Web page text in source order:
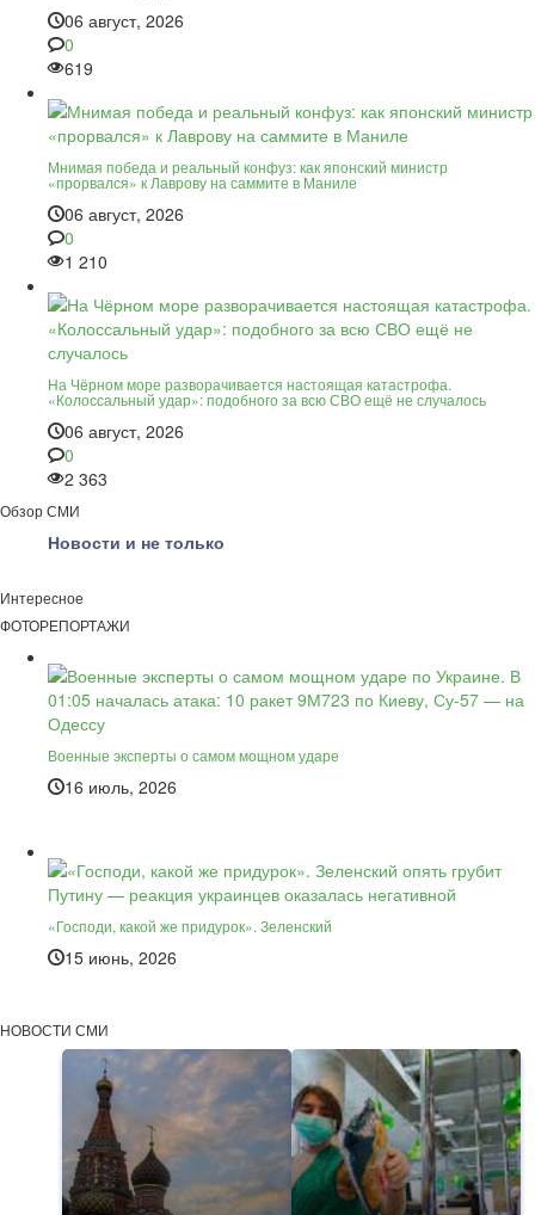
06 август, 2026
0
619
Мнимая победа и реальный конфуз: как японский министр
«прорвался» к Лаврову на саммите в Маниле
06 август, 2026
0
1 210
На Чёрном море разворачивается настоящая катастрофа.
«Колоссальный удар»: подобного за всю СВО ещё не случалось
06 август, 2026
0
2 363
Обзор СМИ
Новости и не только
Интересное
ФОТОРЕПОРТАЖИ
Военные эксперты о самом мощном ударе
16 июль, 2026
«Господи, какой же придурок». Зеленский
15 июнь, 2026
НОВОСТИ СМИ